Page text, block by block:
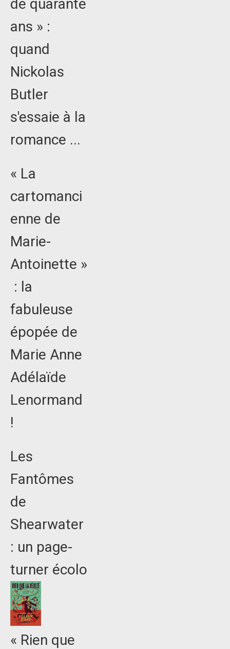
de quarante
ans » :
quand
Nickolas
Butler
s'essaie à la
romance ...
« La
cartomanci
enne de
Marie-
Antoinette »
: la
fabuleuse
épopée de
Marie Anne
Adélaïde
Lenormand
!
Les
Fantômes
de
Shearwater
: un page-
turner écolo
« Rien que